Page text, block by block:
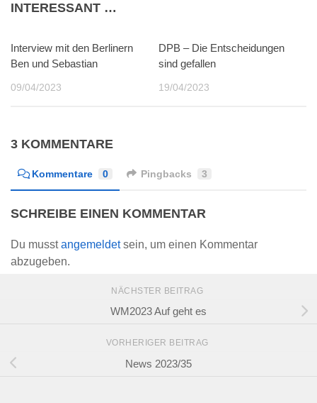
INTERESSANT …
Interview mit den Berlinern
Ben und Sebastian
09/04/2023
DPB – Die Entscheidungen
sind gefallen
19/04/2023
3 KOMMENTARE
Kommentare 0 Pingbacks 3
SCHREIBE EINEN KOMMENTAR
Du musstangemeldetsein, um einen Kommentar
abzugeben.
NÄCHSTER BEITRAG
WM2023 Auf geht es
VORHERIGER BEITRAG
News 2023/35